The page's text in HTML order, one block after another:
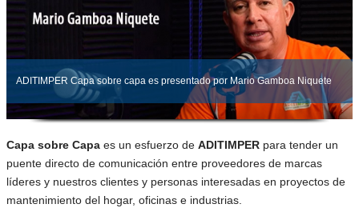
ADITIMPER Capa sobre capa es presentado por Mario Gamboa Niquete
Capa sobre Capa es un esfuerzo de ADITIMPER para tender un
puente directo de comunicación entre proveedores de marcas
líderes y nuestros clientes y personas interesadas en proyectos de
mantenimiento del hogar, oficinas e industrias.